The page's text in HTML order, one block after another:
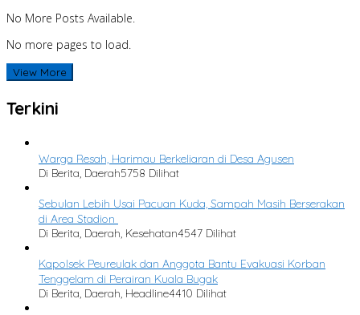
No More Posts Available.
No more pages to load.
View More
Terkini
Warga Resah, Harimau Berkeliaran di Desa Agusen
Di Berita, Daerah5758 Dilihat
Sebulan Lebih Usai Pacuan Kuda, Sampah Masih Berserakan
di Area Stadion
Di Berita, Daerah, Kesehatan4547 Dilihat
Kapolsek Peureulak dan Anggota Bantu Evakuasi Korban
Tenggelam di Perairan Kuala Bugak
Di Berita, Daerah, Headline4410 Dilihat